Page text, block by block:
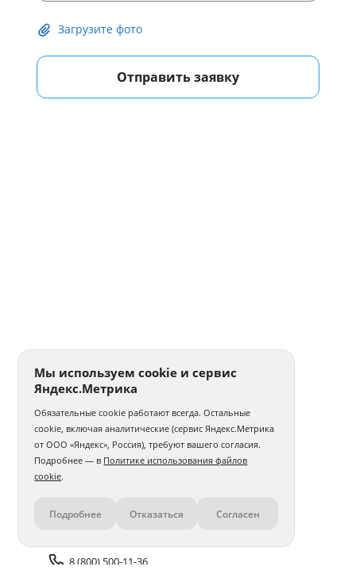
Загрузите фото
Отправить заявку
Контакты
8 (800) 500-11-36
Мы используем cookie и сервис
Яндекс.Метрика
Обязательные cookie работают всегда. Остальные
cookie, включая аналитические (сервис Яндекс.Метрика
от ООО «Яндекс», Россия), требуют вашего согласия.
Подробнее — в Политике использования файлов
cookie.
Подробнее Отказаться Согласен